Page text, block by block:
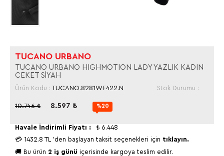
TUCANO URBANO
TUCANO URBANO HIGHMOTION LADY YAZLIK KADIN
CEKET SİYAH
Ürün Kodu :TUCANO.8281WF422.N Stok Durumu :
10.746₺ 8.597 ₺ %20
Havale İndirimli Fiyatı : ₺ 6.448
💳 1432.8 TL 'den başlayan taksit seçenekleri için tıklayın.
🚚 Bu ürün 2 iş günü içerisinde kargoya teslim edilir.